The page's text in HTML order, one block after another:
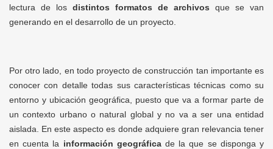
lectura de los distintos formatos de archivos que se van
generando en el desarrollo de un proyecto.
Por otro lado, en todo proyecto de construcción tan importante es
conocer con detalle todas sus características técnicas como su
entorno y ubicación geográfica, puesto que va a formar parte de
un contexto urbano o natural global y no va a ser una entidad
aislada. En este aspecto es donde adquiere gran relevancia tener
en cuenta la información geográficade la que se disponga y